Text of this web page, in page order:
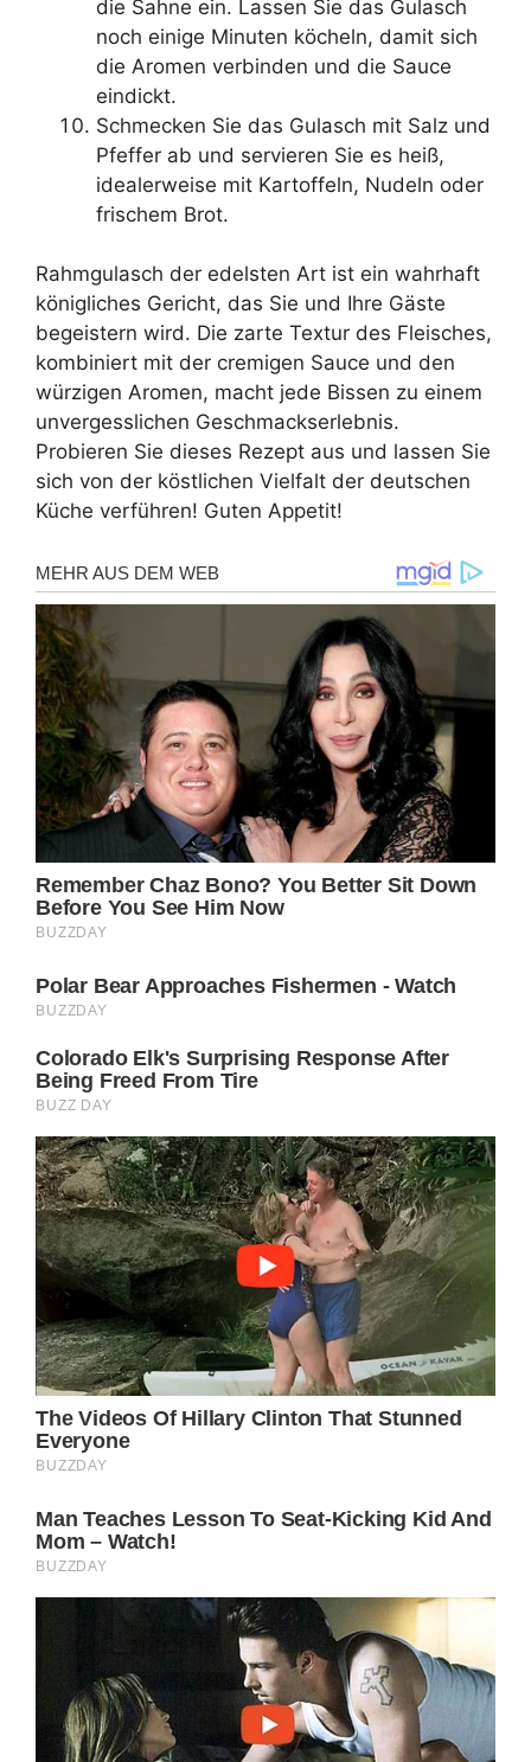
die Sahne ein. Lassen Sie das Gulasch
noch einige Minuten köcheln, damit sich
die Aromen verbinden und die Sauce
eindickt.
Schmecken Sie das Gulasch mit Salz und
Pfeffer ab und servieren Sie es heiß,
idealerweise mit Kartoffeln, Nudeln oder
frischem Brot.
Rahmgulasch der edelsten Art ist ein wahrhaft
königliches Gericht, das Sie und Ihre Gäste
begeistern wird. Die zarte Textur des Fleisches,
kombiniert mit der cremigen Sauce und den
würzigen Aromen, macht jede Bissen zu einem
unvergesslichen Geschmackserlebnis.
Probieren Sie dieses Rezept aus und lassen Sie
sich von der köstlichen Vielfalt der deutschen
Küche verführen! Guten Appetit!